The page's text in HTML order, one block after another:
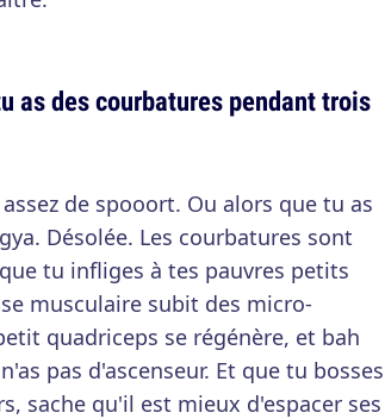
as des courbatures pendant trois
de spooort. Ou alors que tu as
Désolée. Les courbatures sont
tu infliges à tes pauvres petits
musculaire subit des micro-
quadriceps se régénère, et bah
pas d'ascenseur. Et que tu bosses
sache qu'il est mieux d'espacer ses